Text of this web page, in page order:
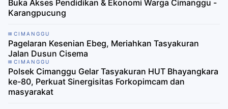
Buka Akses Pendidikan & Ekonomi Warga Cimanggu -
Karangpucung
CIMANGGU
Pagelaran Kesenian Ebeg, Meriahkan Tasyakuran
Jalan Dusun Cisema
CIMANGGU
Polsek Cimanggu Gelar Tasyakuran HUT Bhayangkara
ke-80, Perkuat Sinergisitas Forkopimcam dan
masyarakat